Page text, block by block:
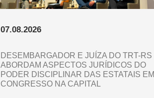
07.08.2026
DESEMBARGADOR E JUÍZA DO TRT-RS
ABORDAM ASPECTOS JURÍDICOS DO
PODER DISCIPLINAR DAS ESTATAIS EM
CONGRESSO NA CAPITAL